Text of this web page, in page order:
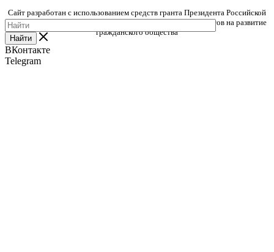
Сайт разработан с использованием средств гранта Президента Российской
Федерации, предоставленного Фондом президентских грантов на развитие
гражданского общества
Найти
ВКонтакте
Telegram